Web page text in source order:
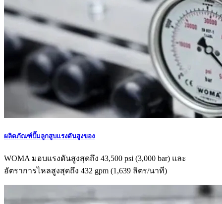
ผลิตภัณฑ์ปั๊มลูกสูบแรงดันสูงของ
WOMA มอบแรงดันสูงสุดถึง 43,500 psi (3,000 bar) และ
อัตราการไหลสูงสุดถึง 432 gpm (1,639 ลิตร/นาที)